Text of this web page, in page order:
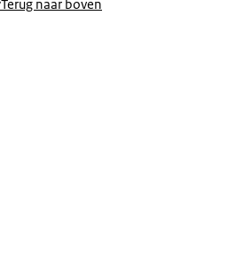
Terug naar boven